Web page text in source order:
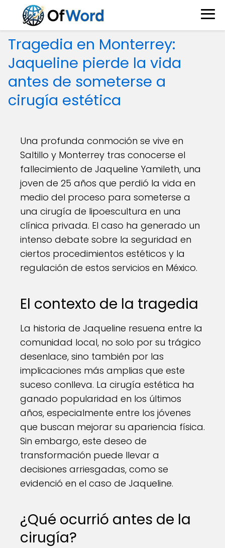
Tragedia en Monterrey:
Jaqueline pierde la vida
antes de someterse a
cirugía estética
Una profunda conmoción se vive en
Saltillo y Monterrey tras conocerse el
fallecimiento de Jaqueline Yamileth, una
joven de 25 años que perdió la vida en
medio del proceso para someterse a
una cirugía de lipoescultura en una
clínica privada. El caso ha generado un
intenso debate sobre la seguridad en
ciertos procedimientos estéticos y la
regulación de estos servicios en México.
El contexto de la tragedia
La historia de Jaqueline resuena entre la
comunidad local, no solo por su trágico
desenlace, sino también por las
implicaciones más amplias que este
suceso conlleva. La cirugía estética ha
ganado popularidad en los últimos
años, especialmente entre los jóvenes
que buscan mejorar su apariencia física.
Sin embargo, este deseo de
transformación puede llevar a
decisiones arriesgadas, como se
evidenció en el caso de Jaqueline.
¿Qué ocurrió antes de la
cirugía?